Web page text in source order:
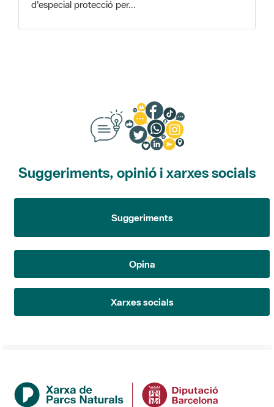
Suggeriments, opinió i xarxes socials
Suggeriments
Opina
Xarxes socials
Institució